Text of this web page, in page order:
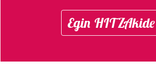
Egin HITZAkide